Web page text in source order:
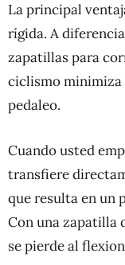
La principal
rígida. A
zapatillas para
ciclismo minimiza
pedaleo.
Cuando usted
transfiere
que resulta en un
Con una zapatilla
se pierde al